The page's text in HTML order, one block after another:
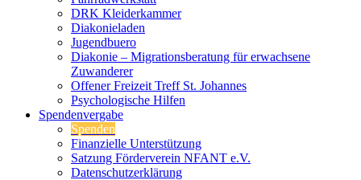
DRK Kleiderkammer
Diakonieladen
Jugendbuero
Diakonie – Migrationsberatung für erwachsene
Zuwanderer
Offener Freizeit Treff St. Johannes
Psychologische Hilfen
Spendenvergabe
Spenden
Finanzielle Unterstützung
Satzung Förderverein NFANT e.V.
Datenschutzerklärung